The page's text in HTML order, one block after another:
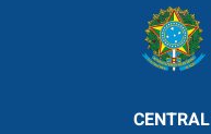
CENTRAL